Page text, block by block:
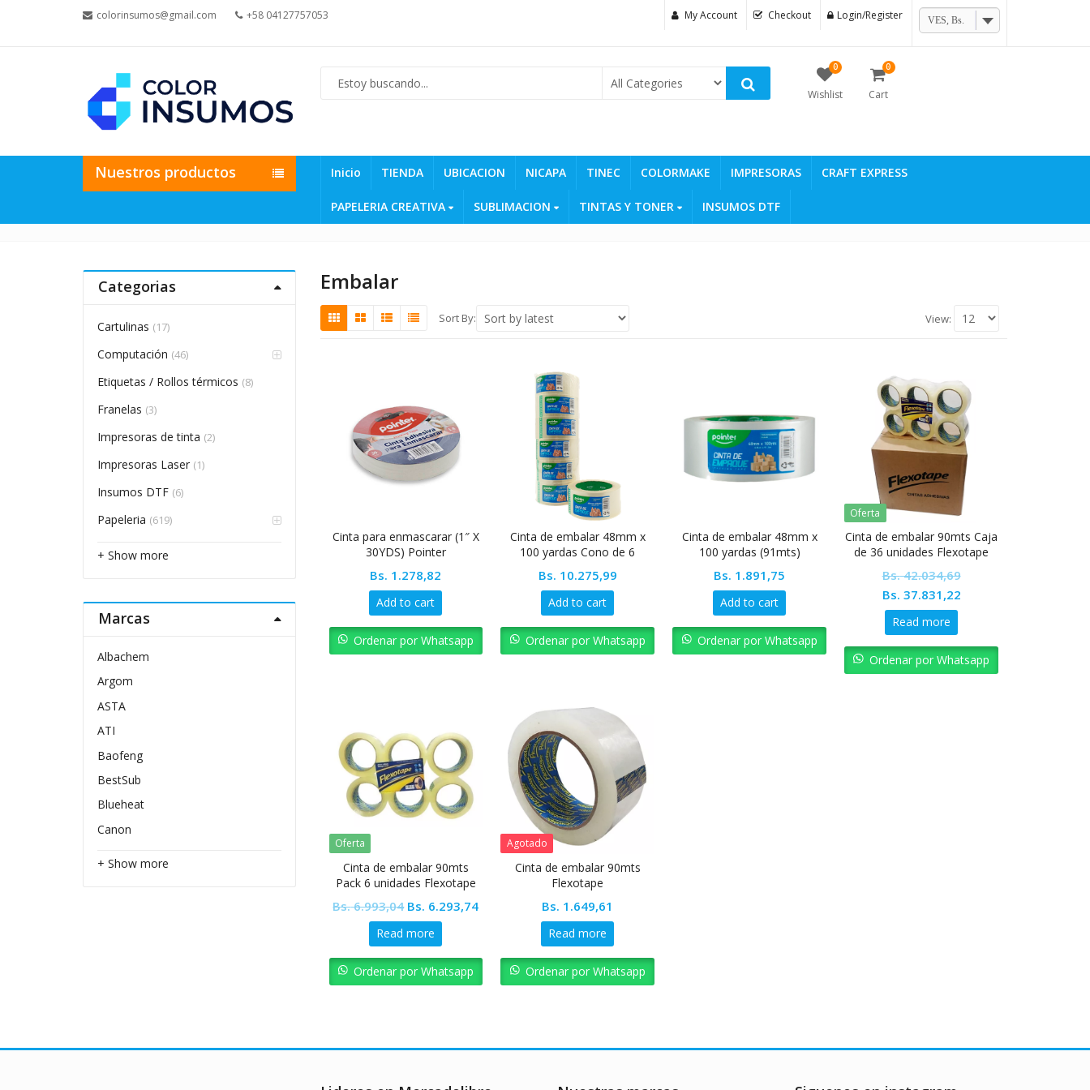
colorinsumos@gmail.com +58 04127757053 My Account Checkout Login/Register VES, Bs.
0
Wishlist
0
Cart
Nuestros productos Inicio TIENDA UBICACION NICAPA TINEC COLORMAKE IMPRESORAS CRAFT EXPRESS
PAPELERIA CREATIVA SUBLIMACION TINTAS Y TONER INSUMOS DTF
Embalar
Sort By: View:
Cinta para enmascarar (1″ X
30YDS) Pointer
Bs. 1.278,82
Add to cart
Ordenar por Whatsapp
Cinta de embalar 48mm x
100 yardas Cono de 6
Bs. 10.275,99
Add to cart
Ordenar por Whatsapp
Cinta de embalar 48mm x
100 yardas (91mts)
Bs. 1.891,75
Add to cart
Ordenar por Whatsapp
Oferta
Cinta de embalar 90mts Caja
de 36 unidades Flexotape
Bs.42.034,69
Original
price
was:
Bs. 42.034,69.
Bs. 37.831,22Current
Bs. 37.831,22.
Read more
Ordenar por Whatsapp
Oferta
Cinta de embalar 90mts
Pack 6 unidades Flexotape
Bs.6.993,04 Original
price
was:
Bs. 6.993,04.
Bs. 6.293,74Current
Bs. 6.293,74.
Read more
Ordenar por Whatsapp
Agotado
Cinta de embalar 90mts
Flexotape
Bs. 1.649,61
Read more
Ordenar por Whatsapp
Categorias
Cartulinas (17)
Computación (46)
Etiquetas / Rollos térmicos (8)
Franelas (3)
Impresoras de tinta (2)
Impresoras Laser (1)
Insumos DTF (6)
Papeleria (619)
+ Show more
Marcas
Albachem
Argom
ASTA
ATI
Baofeng
BestSub
Blueheat
Canon
+ Show more